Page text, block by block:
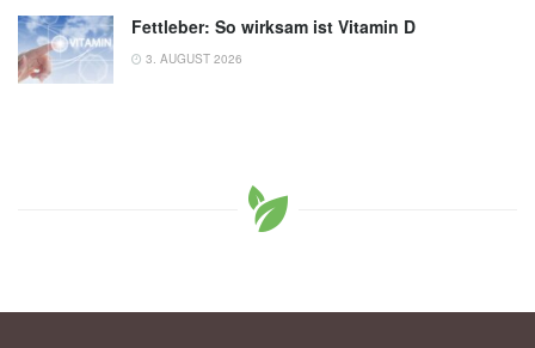
Fettleber: So wirksam ist Vitamin D
3. AUGUST 2026